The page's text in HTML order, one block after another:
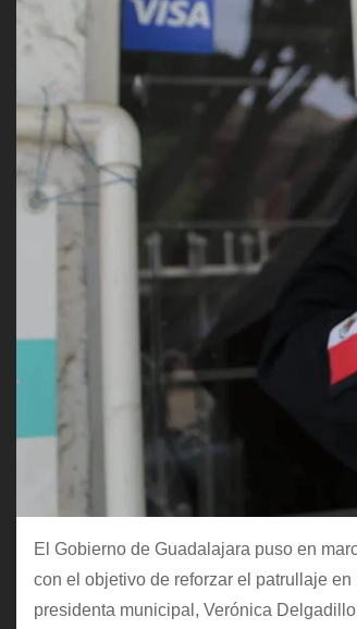
El Gobierno de Guadalajara puso en
con el objetivo de reforzar el patrullaje
presidenta municipal, Verónica